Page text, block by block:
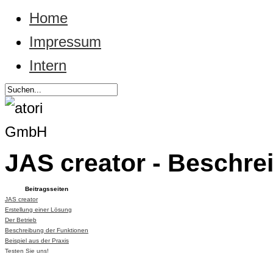
Home
Impressum
Intern
JAS creator -
Beitragsseiten
JAS creator
Erstellung einer Lösung
Der Betrieb
Beschreibung der Funktionen
Beispiel aus der Praxis
Testen Sie uns!